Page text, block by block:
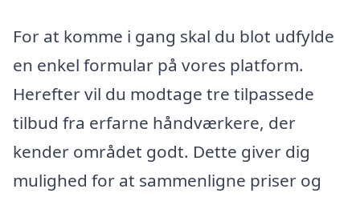
For at komme i gang skal du blot udfylde
en enkel formular på vores platform.
Herefter vil du modtage tre tilpassede
tilbud fra erfarne håndværkere, der
kender området godt. Dette giver dig
mulighed for at sammenligne priser og